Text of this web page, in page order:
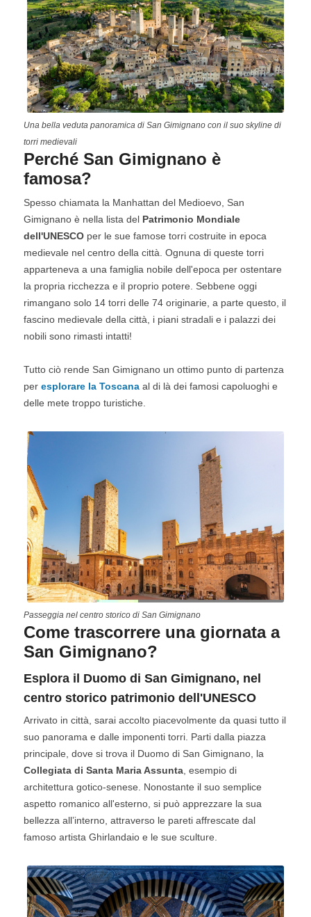
Una bella veduta panoramica di San Gimignano con il suo skyline di
torri medievali
Perché San Gimignano è
famosa?
Spesso chiamata la Manhattan del Medioevo, San
Gimignano è nella lista del Patrimonio Mondiale
dell'UNESCO per le sue famose torri costruite in epoca
medievale nel centro della città. Ognuna di queste torri
apparteneva a una famiglia nobile dell'epoca per ostentare
la propria ricchezza e il proprio potere. Sebbene oggi
rimangano solo 14 torri delle 74 originarie, a parte questo, il
fascino medievale della città, i piani stradali e i palazzi dei
nobili sono rimasti intatti!
Tutto ciò rende San Gimignano un ottimo punto di partenza
peresplorare la Toscana al di là dei famosi capoluoghi e
delle mete troppo turistiche.
Passeggia nel centro storico di San Gimignano
Come trascorrere una giornata a
San Gimignano?
Esplora il Duomo di San Gimignano, nel
centro storico patrimonio dell'UNESCO
Arrivato in città, sarai accolto piacevolmente da quasi tutto il
suo panorama e dalle imponenti torri. Parti dalla piazza
principale, dove si trova il Duomo di San Gimignano, la
Collegiata di Santa Maria Assunta, esempio di
architettura gotico-senese. Nonostante il suo semplice
aspetto romanico all'esterno, si può apprezzare la sua
bellezza all’interno, attraverso le pareti affrescate dal
famoso artista Ghirlandaio e le sue sculture.